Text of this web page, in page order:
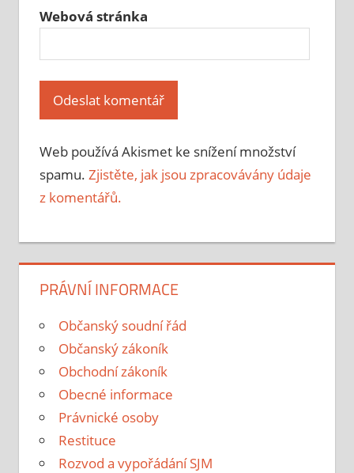
Webová stránka
Web používá Akismet ke snížení množství
spamu. Zjistěte, jak jsou zpracovávány údaje
z komentářů.
PRÁVNÍ INFORMACE
Občanský soudní řád
Občanský zákoník
Obchodní zákoník
Obecné informace
Právnické osoby
Restituce
Rozvod a vypořádání SJM